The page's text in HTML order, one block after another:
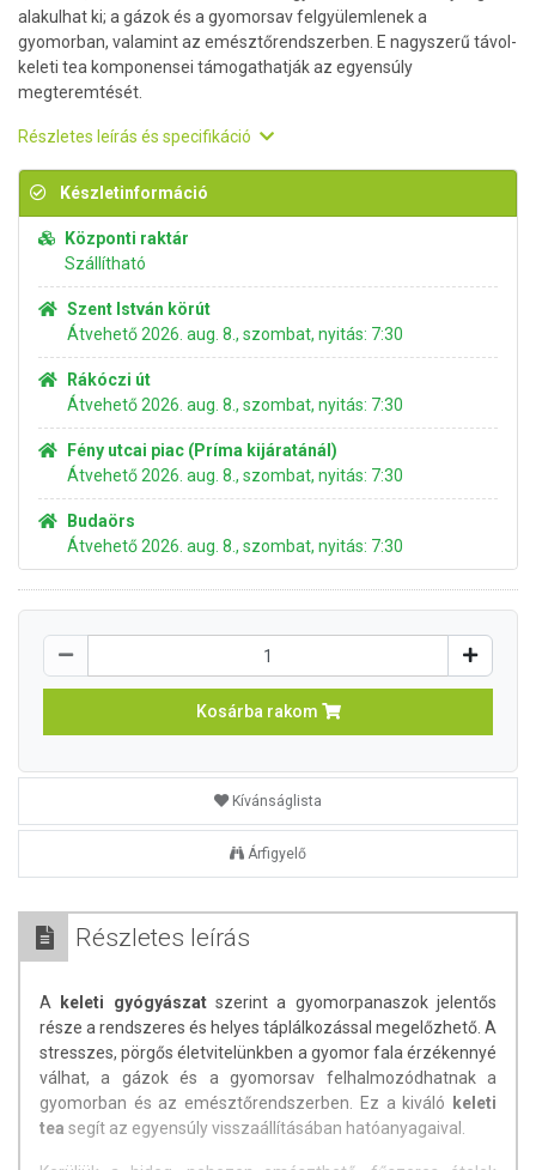
alakulhat ki; a gázok és a gyomorsav felgyülemlenek a
gyomorban, valamint az emésztőrendszerben. E nagyszerű távol-
keleti tea komponensei támogathatják az egyensúly
megteremtését.
Részletes leírás és specifikáció
Készletinformáció
Központi raktár
Szállítható
Szent István körút
Átvehető 2026. aug. 8., szombat, nyitás: 7:30
Rákóczi út
Átvehető 2026. aug. 8., szombat, nyitás: 7:30
Fény utcai piac (Príma kijáratánál)
Átvehető 2026. aug. 8., szombat, nyitás: 7:30
Budaörs
Átvehető 2026. aug. 8., szombat, nyitás: 7:30
Kosárba rakom
Kívánságlista
Árfigyelő
Részletes leírás
A keleti gyógyászatszerint a gyomorpanaszok jelentős
része a rendszeres és helyes táplálkozással megelőzhető. A
stresszes, pörgős életvitelünkben a gyomor fala érzékennyé
válhat, a gázok és a gyomorsav felhalmozódhatnak a
gyomorban és az emésztőrendszerben. Ez a kiváló
keleti
tea segít az egyensúly visszaállításában hatóanyagaival.